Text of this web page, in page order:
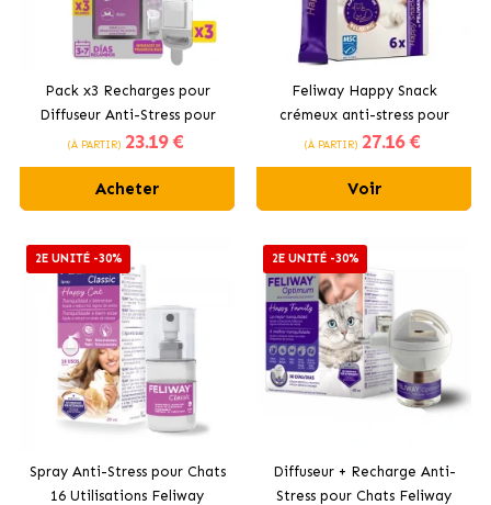
Pack x3 Recharges pour
Diffuseur Anti-Stress pour
Chats Feliway Help
(À PARTIR) 23.19 €
Acheter
Feliway Happy Snack
crémeux anti-stress pour
chats au saumon
(À PARTIR) 27.16 €
Voir
2E UNITÉ -30%
Spray Anti-Stress pour Chats
16 Utilisations Feliway
2E UNITÉ -30%
Diffuseur + Recharge Anti-
Stress pour Chats Feliway